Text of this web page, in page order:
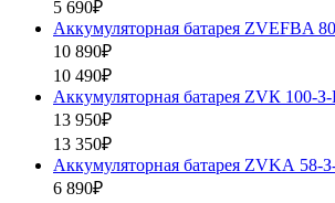
5 690₽
Аккумуляторная батарея ZVEFBA
10 890₽
10 490₽
Аккумуляторная батарея ZVК 100-
13 950₽
13 350₽
Аккумуляторная батарея ZVKА 58-
6 890₽